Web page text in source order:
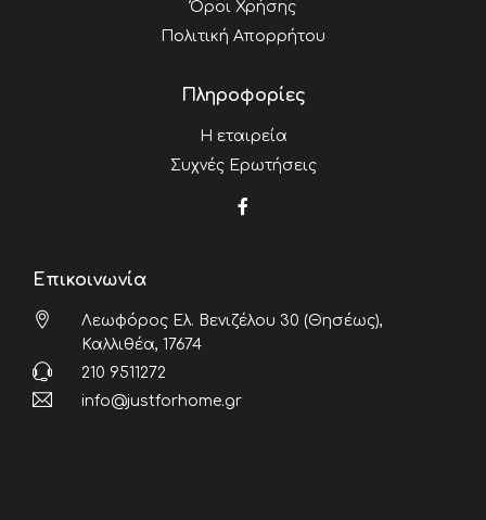
Όροι Χρήσης
Πολιτική Απορρήτου
Πληροφορίες
Η εταιρεία
Συχνές Ερωτήσεις
Επικοινωνία
Λεωφόρος Ελ. Βενιζέλου 30 (Θησέως),
Καλλιθέα, 17674
210 9511272
info@justforhome.gr